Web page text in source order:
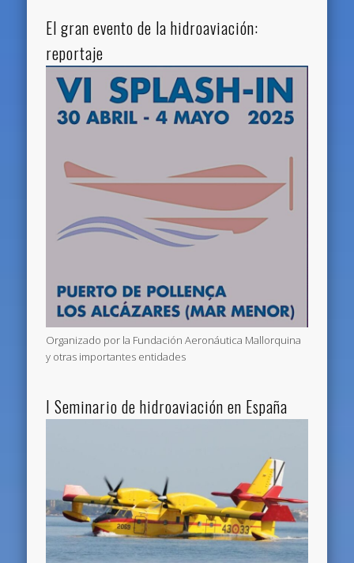
El gran evento de la hidroaviación:
reportaje
Organizado por la Fundación Aeronáutica Mallorquina
y otras importantes entidades
I Seminario de hidroaviación en España